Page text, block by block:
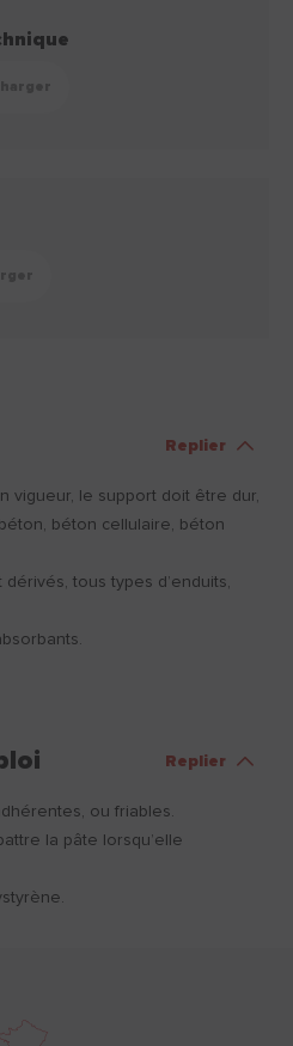
Replier
vigueur, le support doit être dur,
béton cellulaire, béton
tous types d’enduits,
Replier
ou friables.
la pâte lorsqu’elle